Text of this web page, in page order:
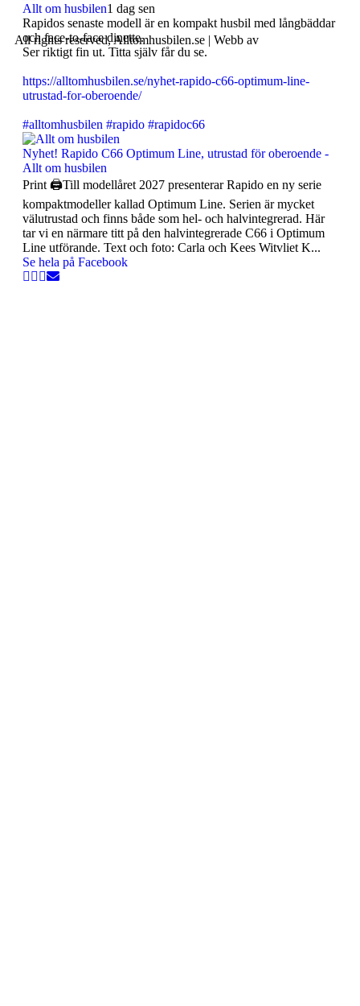
Allt om husbilen1 dag sen
Rapidos senaste modell är en kompakt husbil med långbäddar
och face-to-face dinette.
Ser riktigt fin ut. Titta själv får du se.
https://alltomhusbilen.se/nyhet-rapido-c66-optimum-line-
utrustad-for-oberoende/
#alltomhusbilen #rapido #rapidoc66
Nyhet! Rapido C66 Optimum Line, utrustad för oberoende -
Allt om husbilen
Print 🖨Till modellåret 2027 presenterar Rapido en ny serie
kompaktmodeller kallad Optimum Line. Serien är mycket
välutrustad och finns både som hel- och halvintegrerad. Här
tar vi en närmare titt på den halvintegrerade C66 i Optimum
Line utförande. Text och foto: Carla och Kees Witvliet K...
Se hela på Facebook
All rights reserved, Alltomhusbilen.se | Webb av